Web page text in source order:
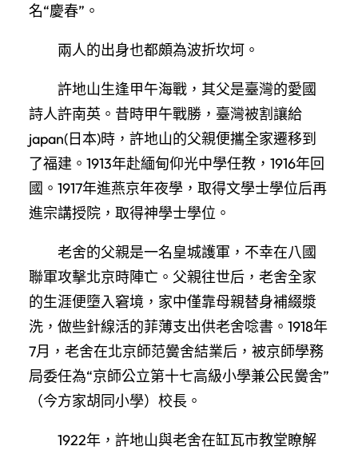
名“慶春”。
兩人的出身也都頗為波折坎坷。
許地山生逢甲午海戰，其父是臺灣的愛國
詩人許南英。昔時甲午戰勝，臺灣被割讓給
japan(日本)時，許地山的父親便攜全家遷移到
了福建。1913年赴緬甸仰光中學任教，1916年回
國。1917年進燕京年夜學，取得文學士學位后再
進宗講授院，取得神學士學位。
老舍的父親是一名皇城護軍，不幸在八國
聯軍攻擊北京時陣亡。父親往世后，老舍全家
的生涯便墮入窘境，家中僅靠母親替身補綴漿
洗，做些針線活的菲薄支出供老舍唸書。1918年
7月，老舍在北京師范黌舍結業后，被京師學務
局委任為“京師公立第十七高級小學兼公民黌舍”
（今方家胡同小學）校長。
1922年，許地山與老舍在缸瓦市教堂瞭解